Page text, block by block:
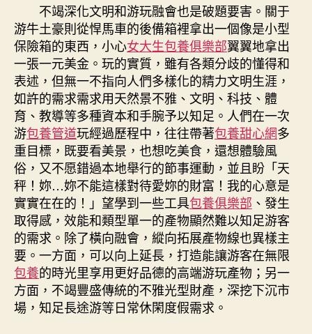
不竭深化文明和游玩融會也是破題要害。關于
游牛土豪則從悍馬車的後備箱裡拿出一個像是小型
保險箱的東西，小心女大生包養俱樂部翼翼地拿出
一張一元美金。玩的實質，雖有各類分歧的懂得和
表述，但無一不指向人們多樣化的精力文明生涯，
如許的需求需求用天然景不雅、文明、科技、體
育、教導等多種資本和手腕予以知足。人們在一次
游包養管道玩經過歷程中，往往帶著包養甜心網多
重目標，既要看美景，也想吃美食，還想體驗風
俗，又不愿錯過本地舉行的節事運動，並且盼「天
秤！妳…妳不能這樣對待愛妳的財富！我的心意是
實實在在的！」望學到一些工具包養俱樂部 、發生
取得感，效能和類型單一的產物顯然難以知足游客
的需求。除了橫向融會，縱向拓展產物線也異樣主
要。一方面，可以向上延長，打造能讓游客在無限
包養的時光里享用更好品德的高端游玩產物；另一
方面，不竭豐盛傳統的不雅光型財產，深挖下沉市
場，知足長途游等日常休閑度假需求。